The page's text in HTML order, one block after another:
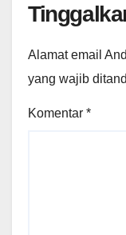
Alamat email
yang wajib
Komentar *